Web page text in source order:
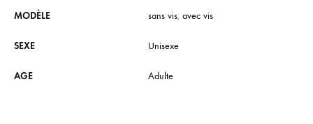
MODÈLE sans vis, avec vis
SEXE Unisexe
AGE Adulte